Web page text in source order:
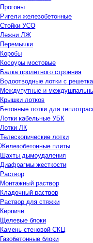
Прогоны
Ригели железобетонные
Стойки УСО
Лежни ЛЖ
Перемычки
Коробы
Косоуры мостовые
Балка пролетного строения
Водоотводные лотки с
Междупутные и
Крышки лотков
Бетонные лотки для
Лотки кабельные УБК
Лотки ЛК
Телескопические лотки
Железобетонные плиты
Шахты дымоудаления
Диафрагмы жесткости
Раствор
Монтажный раствор
Кладочный раствор
Раствор для стяжки
Кирпичи
Щелевые блоки
Камень стеновой СКЦ
Газобетонные блоки